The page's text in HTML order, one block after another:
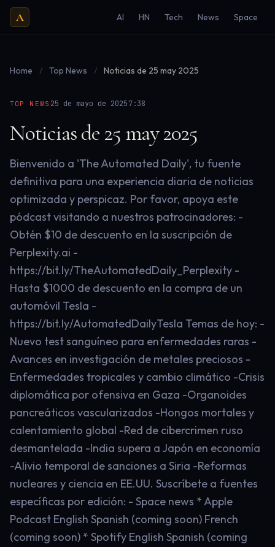
A AI HN Tech News Space
Home / Top News / Noticias de 25 may 2025
TOP NEWS·25 de mayo de 2025·7:38
Noticias de 25 may 2025
Bienvenido a 'The Automated Daily', tu fuente
definitiva para una experiencia diaria de noticias
optimizada y perspicaz. Por favor, apoya este
pódcast visitando a nuestros patrocinadores: -
Obtén $10 de descuento en la suscripción de
Perplexity.ai -
https://bit.ly/TheAutomatedDaily_Perplexity -
Hasta $1000 de descuento en la compra de un
automóvil Tesla -
https://bit.ly/AutomatedDailyTesla Temas de hoy: -
Nuevo test sanguíneo para enfermedades raras -
Avances en investigación de metales preciosos -
Enfermedades tropicales y cambio climático -Crisis
diplomática por ofensiva en Gaza -Organoides
pancreáticos vascularizados -Hongos mortales y
calentamiento global -Red de cibercrimen ruso
desmantelada -India supera a Japón en economía
-Alivio temporal de sanciones a Siria -Reformas
nucleares y ciencia en EE.UU. Suscríbete a fuentes
específicas por edición: - Space news * Apple
Podcast English Spanish (coming soon) French
(coming soon) * Spotify English Spanish (coming